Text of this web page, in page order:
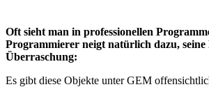
Oft sieht man in professionellen
Programmierer neigt natürlich dazu, seine
Überraschung:
Es gibt diese Objekte unter GEM